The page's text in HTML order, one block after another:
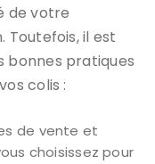
de votre
Toutefois, il est
bonnes pratiques
colis :
de vente et
choisissez pour